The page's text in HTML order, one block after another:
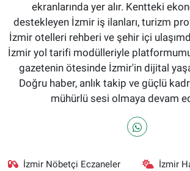
ekranlarında yer alır. Kentteki
destekleyen İzmir iş ilanları, turizm
İzmir otelleri rehberi ve şehir içi
İzmir yol tarifi modülleriyle
gazetenin ötesinde İzmir'in dijital
Doğru haber, anlık takip ve güçlü
mühürlü sesi olmaya devam
İzmir Nöbetçi Eczaneler İzmir